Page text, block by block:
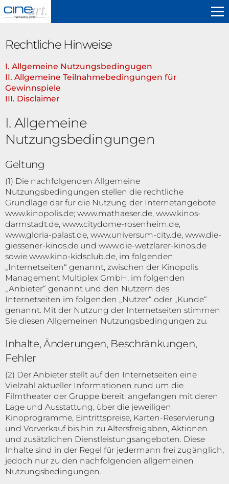
Rechtliche Hinweise
I. Allgemeine Nutzungsbedingugen
II. Allgemeine Teilnahmebedingungen für
Gewinnspiele
III. Disclaimer
I. Allgemeine
Nutzungsbedingungen
Geltung
(1) Die nachfolgenden Allgemeine
Nutzungsbedingungen stellen die rechtliche
Grundlage dar für die Nutzung der Internetangebote
www.kinopolis.de; www.mathaeser.de, www.kinos-
darmstadt.de, www.citydome-rosenheim.de,
www.gloria-palast.de, www.universum-city.de, www.die-
giessener-kinos.de und www.die-wetzlarer-kinos.de
sowie www.kino-kidsclub.de, im folgenden
„Internetseiten“ genannt, zwischen der Kinopolis
Management Multiplex GmbH, im folgenden
„Anbieter“ genannt und den Nutzern des
Internetseiten im folgenden „Nutzer“ oder „Kunde“
genannt. Mit der Nutzung der Internetseiten stimmen
Sie diesen Allgemeinen Nutzungsbedingungen zu.
Inhalte, Änderungen, Beschränkungen,
Fehler
(2) Der Anbieter stellt auf den Internetseiten eine
Vielzahl aktueller Informationen rund um die
Filmtheater der Gruppe bereit; angefangen mit deren
Lage und Ausstattung, über die jeweiligen
Kinoprogramme, Eintrittspreise, Karten-Reservierung
und Vorverkauf bis hin zu Altersfreigaben, Aktionen
und zusätzlichen Dienstleistungsangeboten. Diese
Inhalte sind in der Regel für jedermann frei zugänglich,
jedoch nur zu den nachfolgenden allgemeinen
Nutzungsbedingungen.